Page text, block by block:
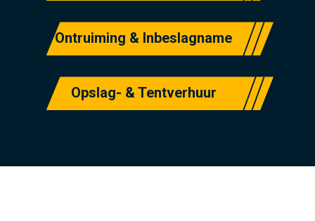
Ontruiming & Inbeslagname
Opslag- & Tentverhuur